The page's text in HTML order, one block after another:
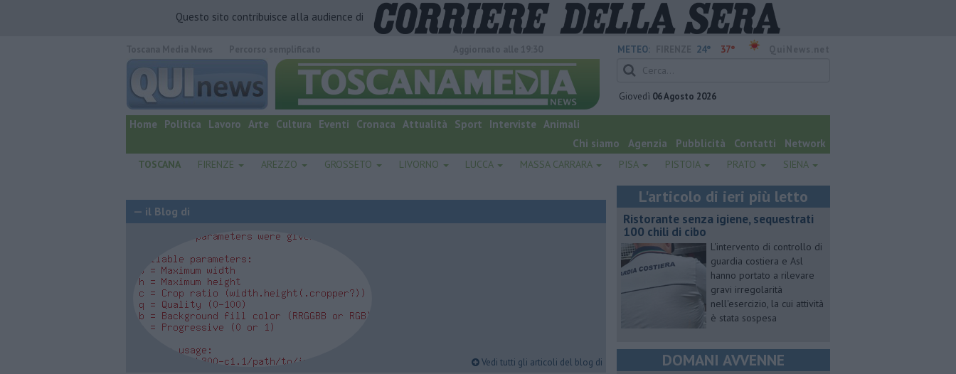
Questo sito contribuisce alla audience di
quotidiano online.
METEO: 24° 37°
Giovedì 06 Agosto 2026
Home Politica Lavoro Arte Cultura Eventi Cronaca Attualità Sport Interviste Animali
Chi siamo
Agenzia Pubblicità Contatti Network
TOSCANA FIRENZE AREZZO GROSSETO LIVORNO LUCCA MASSA CARRARA PISA PISTOIA PRATO SIENA
— il Blog di
Vedi tutti gli articoli del blog di
L'articolo di ieri più letto
Ristorante senza igiene, sequestrati
100 chili di cibo
L'intervento di controllo di
guardia costiera e Asl
hanno portato a rilevare
gravi irregolarità
nell'esercizio, la cui attività
è stata sospesa
DOMANI AVVENNE